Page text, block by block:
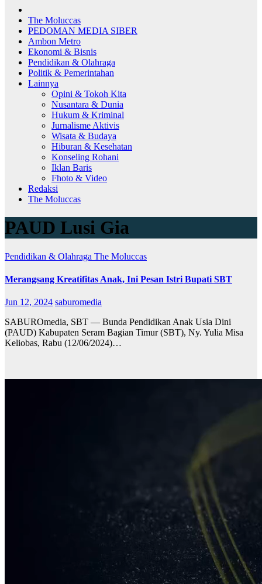
The Moluccas
PEDOMAN MEDIA SIBER
Ambon Metro
Ekonomi & Bisnis
Pendidikan & Olahraga
Politik & Pemerintahan
Lainnya
Opini & Tokoh Kita
Nusantara & Dunia
Hukum & Kriminal
Jurnalisme Aktivis
Wisata & Budaya
Hiburan & Kesehatan
Konseling Rohani
Iklan Baris
Fhoto & Video
Redaksi
The Moluccas
PAUD Lusi Gia
Pendidikan & Olahraga The Moluccas
Merangsang Kreatifitas Anak, Ini Pesan Istri Bupati SBT
Jun 12, 2024 saburomedia
SABUROmedia, SBT — Bunda Pendidikan Anak Usia Dini
(PAUD) Kabupaten Seram Bagian Timur (SBT), Ny. Yulia Misa
Keliobas, Rabu (12/06/2024)…